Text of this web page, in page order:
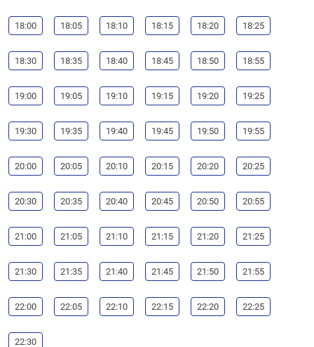
18:00 18:05 18:10 18:15 18:20 18:25
18:30 18:35 18:40 18:45 18:50 18:55
19:00 19:05 19:10 19:15 19:20 19:25
19:30 19:35 19:40 19:45 19:50 19:55
20:00 20:05 20:10 20:15 20:20 20:25
20:30 20:35 20:40 20:45 20:50 20:55
21:00 21:05 21:10 21:15 21:20 21:25
21:30 21:35 21:40 21:45 21:50 21:55
22:00 22:05 22:10 22:15 22:20 22:25
22:30